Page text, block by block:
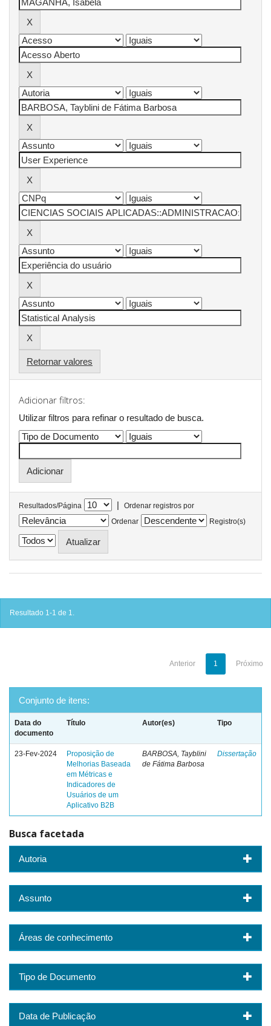
Retornar valores
Adicionar filtros:
Utilizar filtros para refinar o resultado de busca.
Resultados/Página |
Ordenar registros por
Ordenar
Registro(s)
Resultado 1-1 de 1.
Anterior 1 Próximo
Conjunto de itens:
Data do
documento
Título Autor(es) Tipo
23-Fev-2024
Proposição de
Melhorias Baseada
em Métricas e
Indicadores de
Usuários de um
Aplicativo B2B
BARBOSA, Tayblini
de Fátima Barbosa
Dissertação
Busca facetada
Autoria
Assunto
Áreas de conhecimento
Tipo de Documento
Data de Publicação